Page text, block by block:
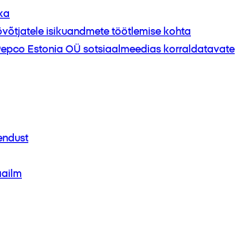
isikuandmete töötlemise kohta
Estonia OÜ sotsiaalmeedias korraldatavate